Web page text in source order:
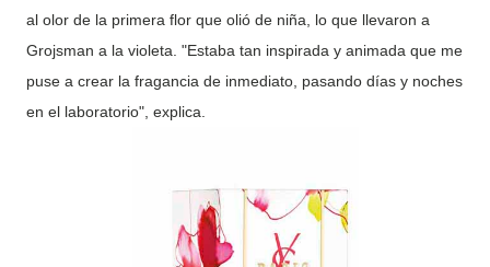
al olor de la primera flor que olió de niña, lo que llevaron a
Grojsman a la violeta. "Estaba tan inspirada y animada que me
puse a crear la fragancia de inmediato, pasando días y noches
en el laboratorio", explica.